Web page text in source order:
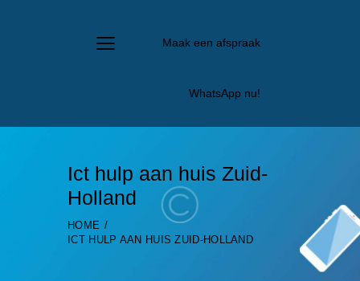
Maak een afspraak
WhatsApp nu!
Ict hulp aan huis Zuid-
Holland
HOME
ICT HULP AAN HUIS ZUID-HOLLAND